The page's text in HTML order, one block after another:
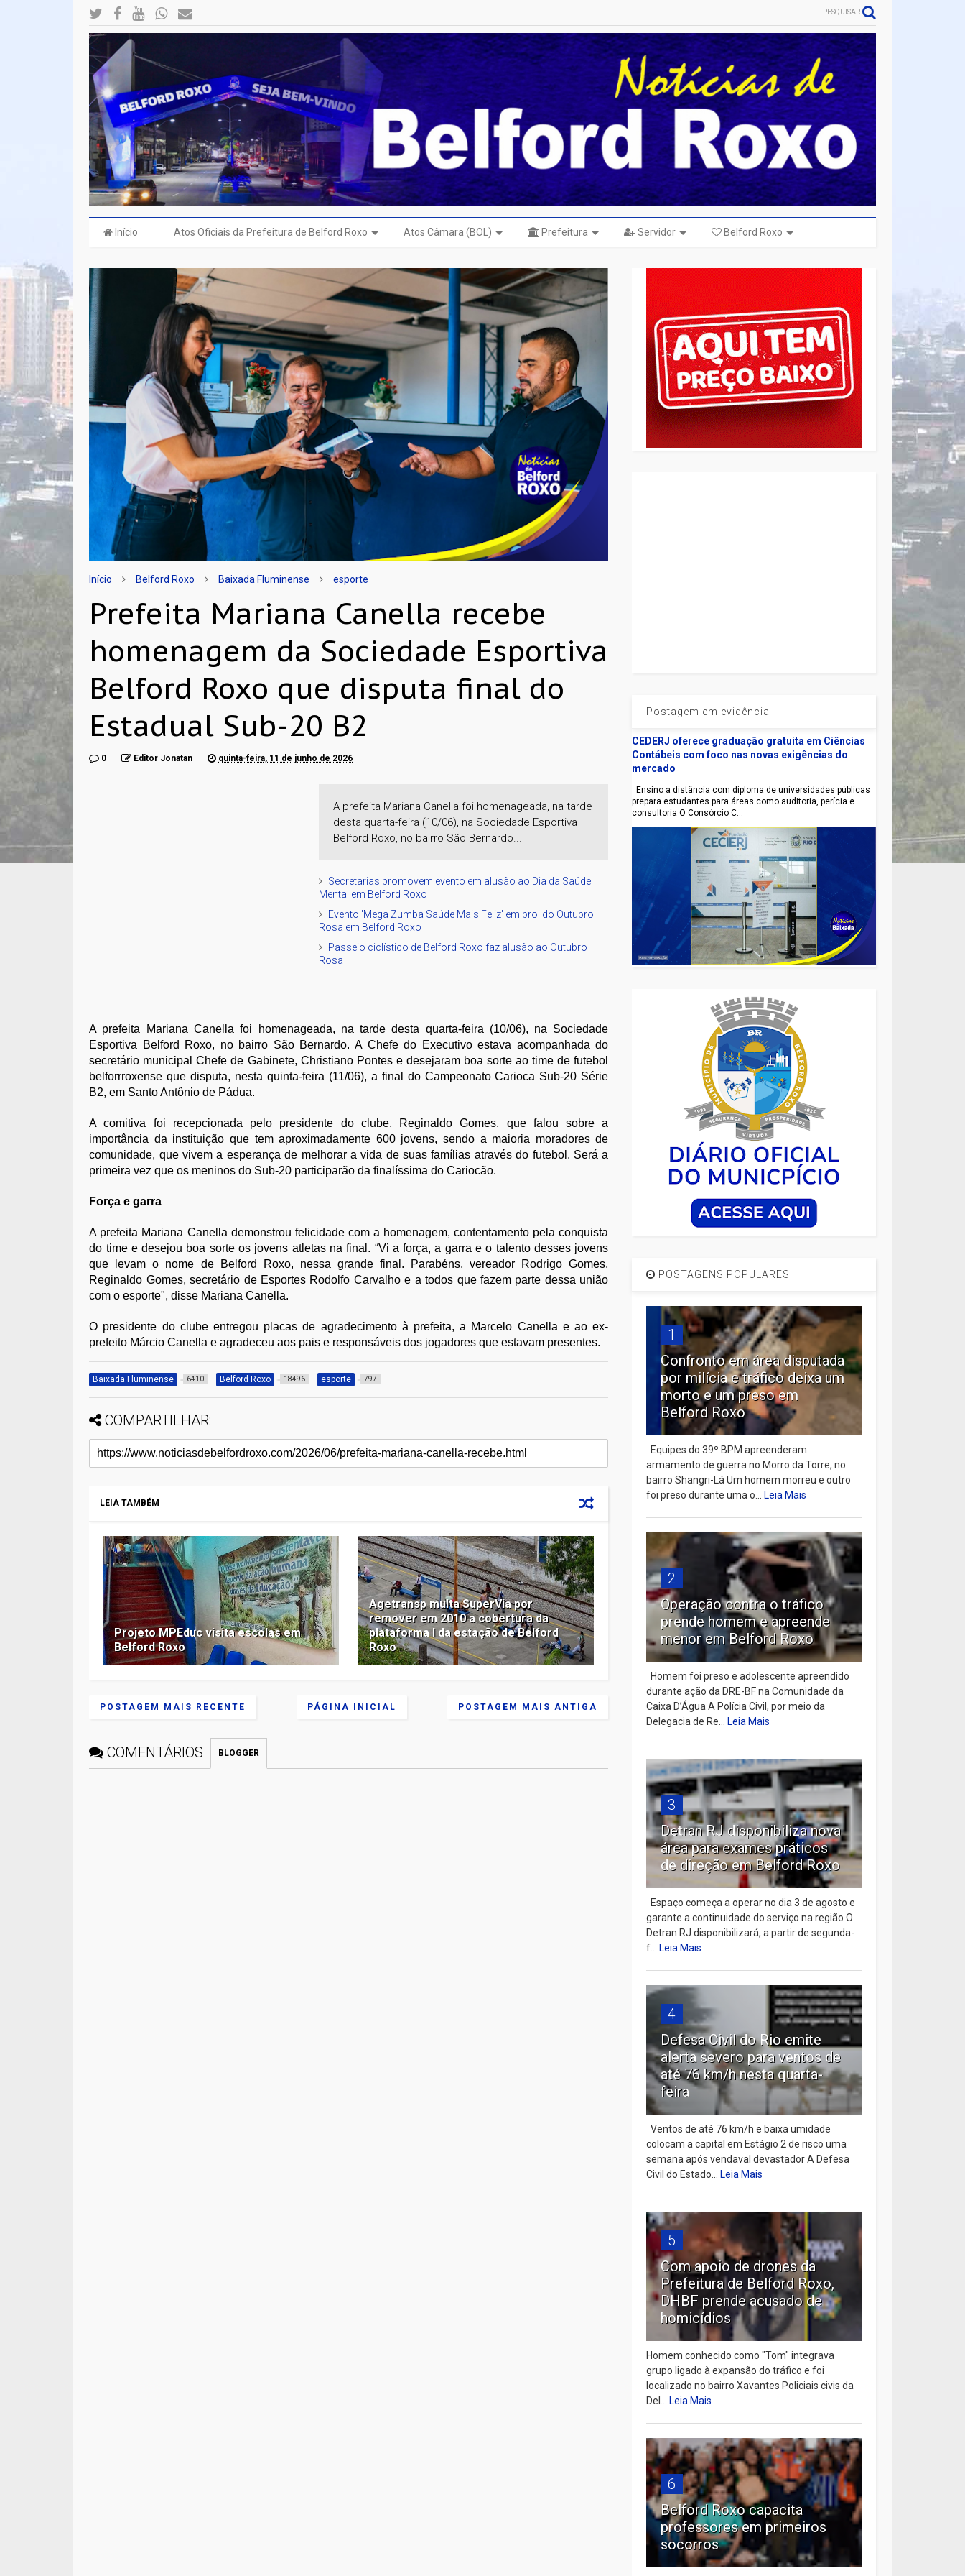
PESQUISAR
Início Atos Oficiais da Prefeitura de Belford Roxo Atos Câmara (BOL) Prefeitura Servidor Belford Roxo
Início Belford Roxo Baixada Fluminense esporte
Prefeita Mariana Canella recebe
homenagem da Sociedade Esportiva
Belford Roxo que disputa final do
Estadual Sub-20 B2
0 Editor Jonatan quinta-feira, 11 de junho de 2026
A prefeita Mariana Canella foi homenageada, na tarde
desta quarta-feira (10/06), na Sociedade Esportiva
Belford Roxo, no bairro São Bernardo...
Secretarias promovem evento em alusão ao Dia da Saúde
Mental em Belford Roxo
Evento 'Mega Zumba Saúde Mais Feliz' em prol do Outubro
Rosa em Belford Roxo
Passeio ciclístico de Belford Roxo faz alusão ao Outubro
Rosa
A prefeita Mariana Canella foi homenageada, na tarde desta quarta-feira (10/06), na Sociedade
Esportiva Belford Roxo, no bairro São Bernardo. A Chefe do Executivo estava acompanhada do
secretário municipal Chefe de Gabinete, Christiano Pontes e desejaram boa sorte ao time de futebol
belforrroxense que disputa, nesta quinta-feira (11/06), a final do Campeonato Carioca Sub-20 Série
B2, em Santo Antônio de Pádua.
A comitiva foi recepcionada pelo presidente do clube, Reginaldo Gomes, que falou sobre a
importância da instituição que tem aproximadamente 600 jovens, sendo a maioria moradores de
comunidade, que vivem a esperança de melhorar a vida de suas famílias através do futebol. Será a
primeira vez que os meninos do Sub-20 participarão da finalíssima do Cariocão.
Força e garra
A prefeita Mariana Canella demonstrou felicidade com a homenagem, contentamento pela conquista
do time e desejou boa sorte os jovens atletas na final. “Vi a força, a garra e o talento desses jovens
que levam o nome de Belford Roxo, nessa grande final. Parabéns, vereador Rodrigo Gomes,
Reginaldo Gomes, secretário de Esportes Rodolfo Carvalho e a todos que fazem parte dessa união
com o esporte", disse Mariana Canella.
O presidente do clube entregou placas de agradecimento à prefeita, a Marcelo Canella e ao ex-
prefeito Márcio Canella e agradeceu aos pais e responsáveis dos jogadores que estavam presentes.
Baixada Fluminense 6410 Belford Roxo 18496 esporte 797
COMPARTILHAR:
LEIA TAMBÉM
Projeto MPEduc visita escolas em
Belford Roxo
Agetransp multa SuperVia por
remover em 2010 a cobertura da
plataforma I da estação de Belford
Roxo
POSTAGEM MAIS RECENTE POSTAGEM MAIS ANTIGA
PÁGINA INICIAL
COMENTÁRIOS BLOGGER
Postagem em evidência
CEDERJ oferece graduação gratuita em Ciências
Contábeis com foco nas novas exigências do
mercado
Ensino a distância com diploma de universidades públicas
prepara estudantes para áreas como auditoria, perícia e
consultoria O Consórcio C...
POSTAGENS POPULARES
1
Confronto em área disputada
por milícia e tráfico deixa um
morto e um preso em
Belford Roxo
Equipes do 39º BPM apreenderam
armamento de guerra no Morro da Torre, no
bairro Shangri-Lá Um homem morreu e outro
foi preso durante uma o...Leia Mais
2
Operação contra o tráfico
prende homem e apreende
menor em Belford Roxo
Homem foi preso e adolescente apreendido
durante ação da DRE-BF na Comunidade da
Caixa D’Água A Polícia Civil, por meio da
Delegacia de Re...Leia Mais
3
Detran RJ disponibiliza nova
área para exames práticos
de direção em Belford Roxo
Espaço começa a operar no dia 3 de agosto e
garante a continuidade do serviço na região O
Detran RJ disponibilizará, a partir de segunda-
f...Leia Mais
4
Defesa Civil do Rio emite
alerta severo para ventos de
até 76 km/h nesta quarta-
feira
Ventos de até 76 km/h e baixa umidade
colocam a capital em Estágio 2 de risco uma
semana após vendaval devastador A Defesa
Civil do Estado...Leia Mais
5
Com apoio de drones da
Prefeitura de Belford Roxo,
DHBF prende acusado de
homicídios
Homem conhecido como "Tom" integrava
grupo ligado à expansão do tráfico e foi
localizado no bairro Xavantes Policiais civis da
Del...Leia Mais
6
Belford Roxo capacita
professores em primeiros
socorros